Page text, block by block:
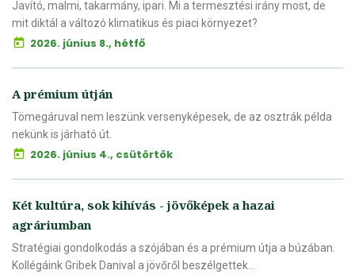
Javító, malmi, takarmány, ipari. Mi a termesztési irány most, de
mit diktál a változó klimatikus és piaci környezet?
2026. június 8., hétfő
A prémium útján
Tömegáruval nem leszünk versenyképesek, de az osztrák példa
nekünk is járható út.
2026. június 4., csütörtök
Két kultúra, sok kihívás - jövőképek a hazai
agráriumban
Stratégiai gondolkodás a szójában és a prémium útja a búzában.
Kollégáink Gribek Danival a jövőről beszélgettek...